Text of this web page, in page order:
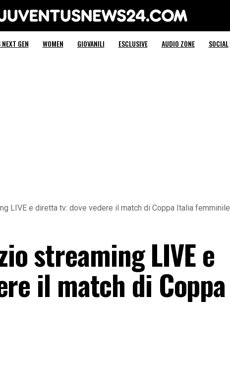
Juventus News 24
GEN WOMEN GIOVANILI ESCLUSIVE AUDIO ZONE SOCIAL
LIVE e diretta tv: dove vedere il match di Coppa Italia femminile
streaming LIVE e
il match di Coppa